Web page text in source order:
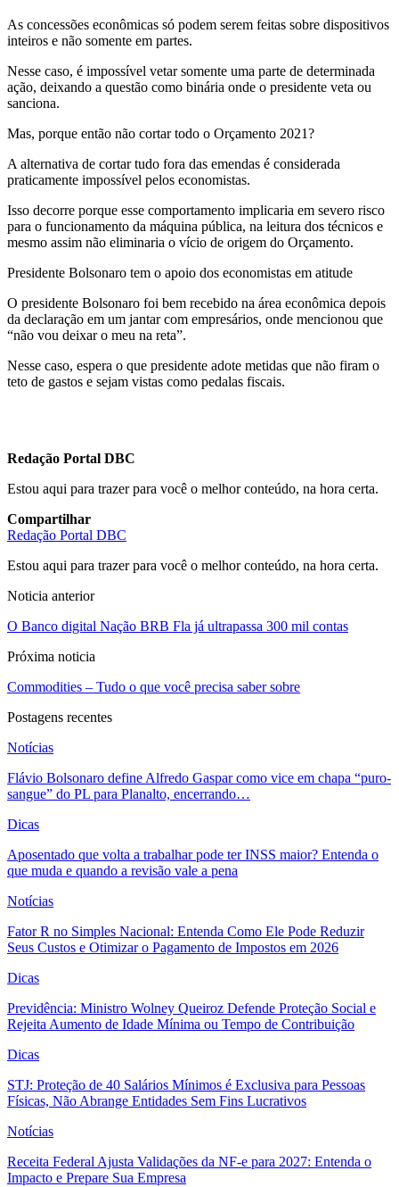
As concessões econômicas só podem serem feitas sobre dispositivos
inteiros e não somente em partes.
Nesse caso, é impossível vetar somente uma parte de determinada
ação, deixando a questão como binária onde o presidente veta ou
sanciona.
Mas, porque então não cortar todo o Orçamento 2021?
A alternativa de cortar tudo fora das emendas é considerada
praticamente impossível pelos economistas.
Isso decorre porque esse comportamento implicaria em severo risco
para o funcionamento da máquina pública, na leitura dos técnicos e
mesmo assim não eliminaria o vício de origem do Orçamento.
Presidente Bolsonaro tem o apoio dos economistas em atitude
O presidente Bolsonaro foi bem recebido na área econômica depois
da declaração em um jantar com empresários, onde mencionou que
“não vou deixar o meu na reta”.
Nesse caso, espera o que presidente adote metidas que não firam o
teto de gastos e sejam vistas como pedalas fiscais.
Redação Portal DBC
Estou aqui para trazer para você o melhor conteúdo, na hora certa.
Compartilhar
Redação Portal DBC
Estou aqui para trazer para você o melhor conteúdo, na hora certa.
Noticia anterior
O Banco digital Nação BRB Fla já ultrapassa 300 mil contas
Próxima noticia
Commodities – Tudo o que você precisa saber sobre
Postagens recentes
Notícias
Flávio Bolsonaro define Alfredo Gaspar como vice em chapa “puro-
sangue” do PL para Planalto, encerrando…
Dicas
Aposentado que volta a trabalhar pode ter INSS maior? Entenda o
que muda e quando a revisão vale a pena
Notícias
Fator R no Simples Nacional: Entenda Como Ele Pode Reduzir
Seus Custos e Otimizar o Pagamento de Impostos em 2026
Dicas
Previdência: Ministro Wolney Queiroz Defende Proteção Social e
Rejeita Aumento de Idade Mínima ou Tempo de Contribuição
Dicas
STJ: Proteção de 40 Salários Mínimos é Exclusiva para Pessoas
Físicas, Não Abrange Entidades Sem Fins Lucrativos
Notícias
Receita Federal Ajusta Validações da NF-e para 2027: Entenda o
Impacto e Prepare Sua Empresa